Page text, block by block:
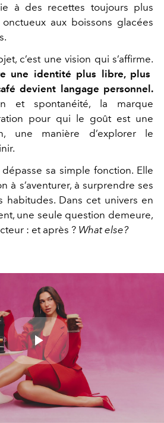
à des recettes toujours plus
aux boissons glacées
c’est une vision qui s’affirme.
une identité plus libre, plus
devient langage personnel.
et spontanéité, la marque
pour qui le goût est une
une manière d’explorer le
sa simple fonction. Elle
à s’aventurer, à surprendre ses
habitudes. Dans cet univers en
une seule question demeure,
: et après ? What else?
Play
Video